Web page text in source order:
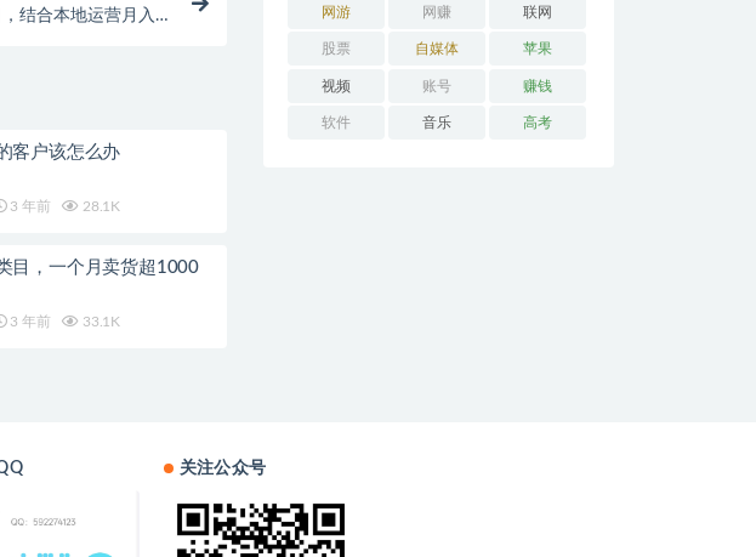
结合本地运营月入
客户该怎么办
3 年前 28.1K
目，一个月卖货超1000
3 年前 33.1K
钱
网游 网赚 联网
股票 自媒体 苹果
视频 账号 赚钱
软件 音乐 高考
关注公众号